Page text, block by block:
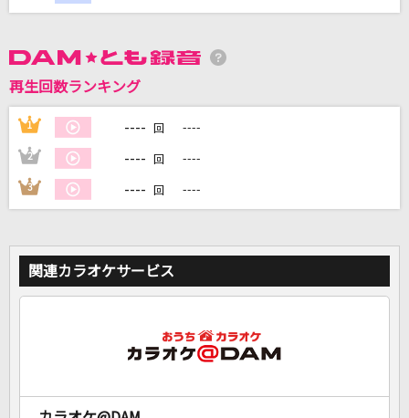
DAMに会員登録・ログインして
カラオケをもっと楽しもう！
再生回数ランキング
1 ---- 回 ----
2 ---- 回 ----
3 ---- 回 ----
関連カラオケサービス